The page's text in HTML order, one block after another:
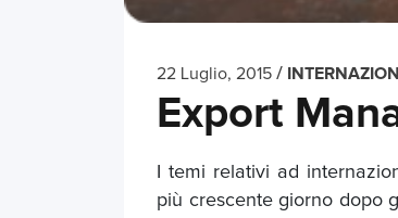
22 Luglio, 2015 /
Export
I temi relativi ad
più crescente giorno dopo